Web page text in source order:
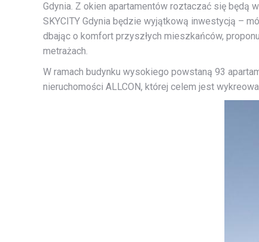
Gdynia. Z okien apartamentów roztaczać się będą
SKYCITY Gdynia będzie wyjątkową inwestycją –
dbając o komfort przyszłych mieszkańców,
metrażach.
W ramach budynku wysokiego powstaną 93
nieruchomości ALLCON, której celem jest